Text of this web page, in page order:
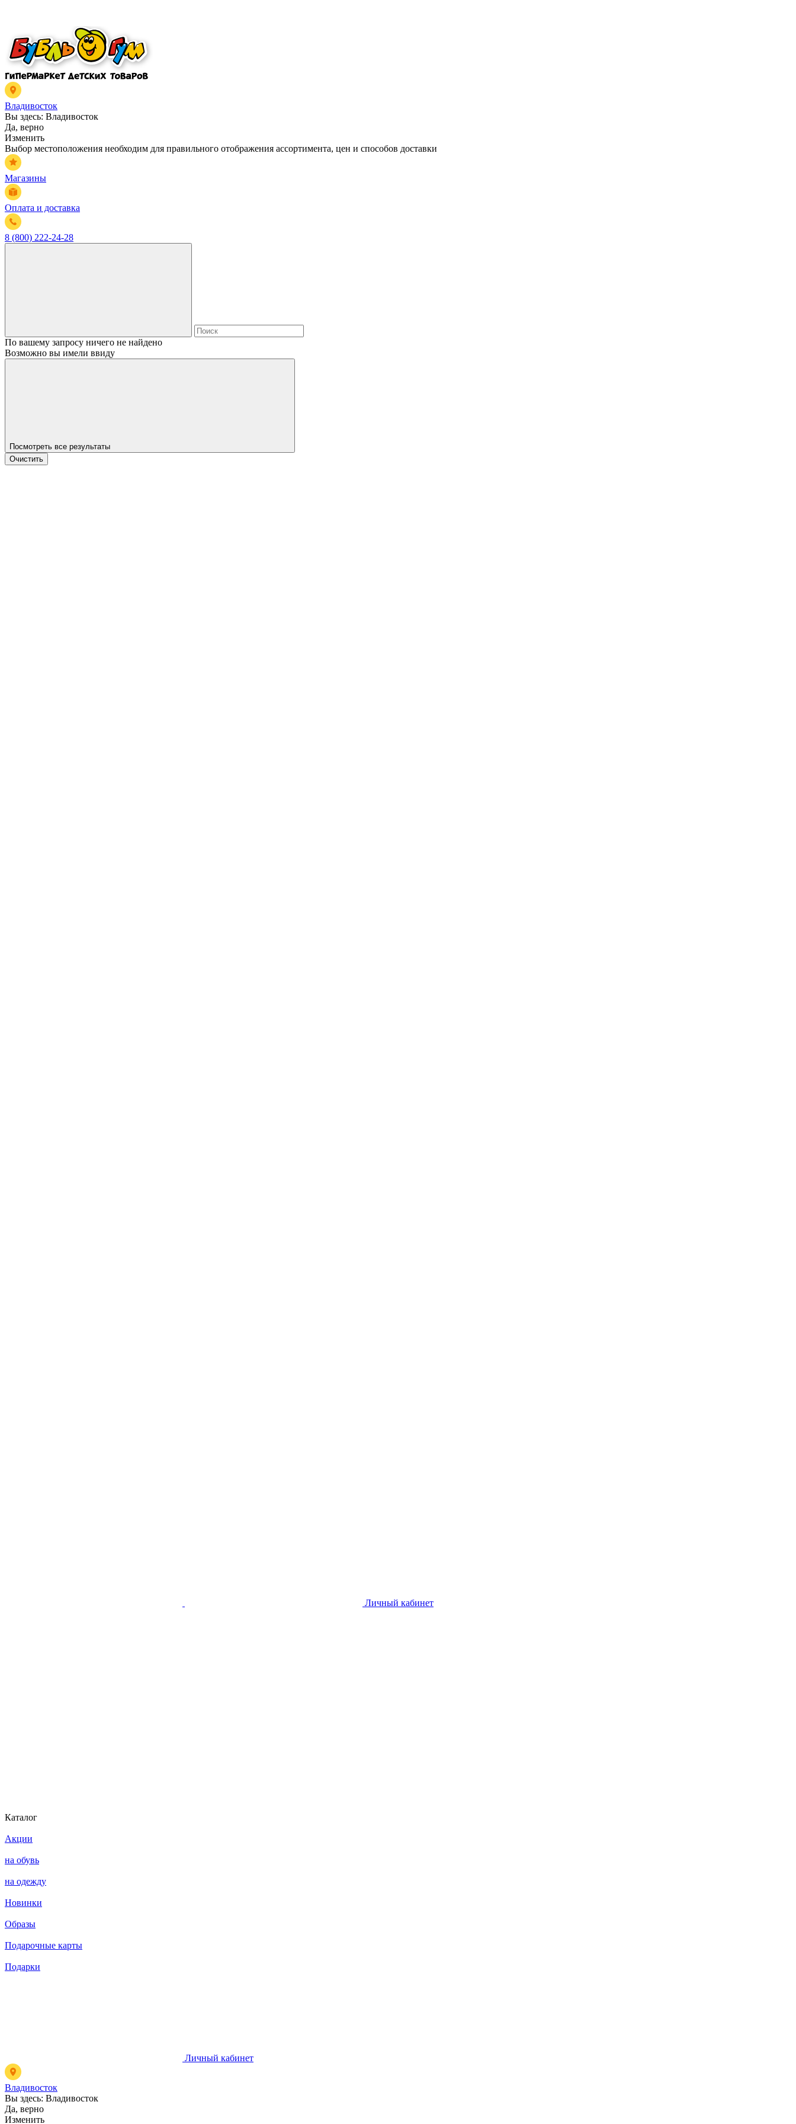
Владивосток
Вы здесь: Владивосток
Да, верно
Изменить
Выбор местоположения необходим для правильного отображения ассортимента, цен и способов доставки
Магазины
Оплата и доставка
8 (800) 222-24-28
По вашему запросу ничего не найдено
Возможно вы имели ввиду
Посмотреть все результаты
Очистить
Личный кабинет
Каталог
Акции
на обувь
на одежду
Новинки
Образы
Подарочные карты
Подарки
Личный кабинет
Владивосток
Вы здесь: Владивосток
Да, верно
Изменить